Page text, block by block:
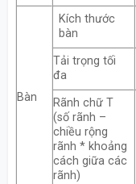
Bàn
Kích thước
bàn
Tải trọng tối
đa
Rãnh chữ T
(số rãnh –
chiều rộng
rãnh * khoảng
cách giữa các
rãnh)